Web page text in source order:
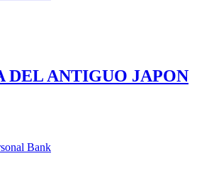
DEL ANTIGUO JAPON